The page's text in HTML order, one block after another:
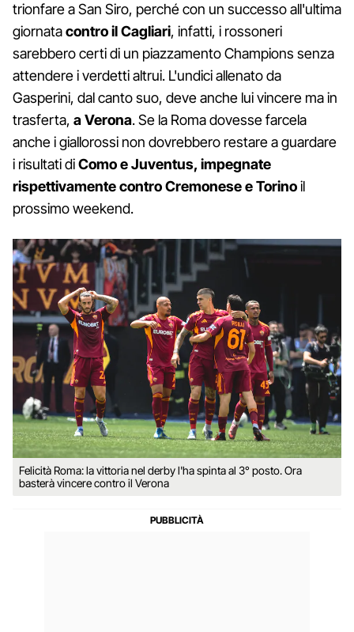
trionfare a San Siro, perché con un successo all'ultima
giornatacontro il Cagliari, infatti, i rossoneri
sarebbero certi di un piazzamento Champions senza
attendere i verdetti altrui. L'undici allenato da
Gasperini, dal canto suo, deve anche lui vincere ma in
trasferta, a Verona. Se la Roma dovesse farcela
anche i giallorossi non dovrebbero restare a guardare
i risultati diComo e Juventus, impegnate
rispettivamente contro Cremonese e Torinoil
prossimo weekend.
Felicità Roma: la vittoria nel derby l'ha spinta al 3° posto. Ora
basterà vincere contro il Verona